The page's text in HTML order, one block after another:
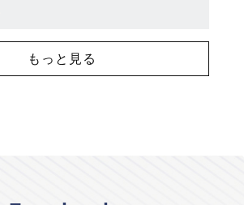
もっと見る